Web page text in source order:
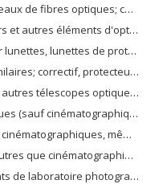
de matériau polarisant; lentilles, prismes, miroirs, de tout matériau; démonté; verre non optique
ou garnitures pour instruments ou appareils, autres que les éléments en verre non travaillés optiquement
de protection ou similaires, et parties
correctif, protecteur ou autre
d'astronomie, leurs montures, à l'exclusion des instruments de radioastronomie
lampes de poche et lampes à éclair autres que les lampes à décharge du n °. 8539
un appareil d'enregistrement ou de reproduction du son
et réducteurs photographiques (autres que cinématographiques)
n.c.a. au chapitre 90; les négatoscopes; écrans de projection